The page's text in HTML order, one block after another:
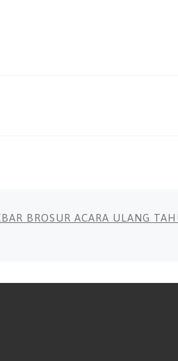
BROSUR ACARA ULANG